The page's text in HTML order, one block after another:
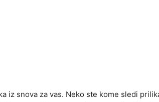
iz snova za vas. Neko ste kome sledi